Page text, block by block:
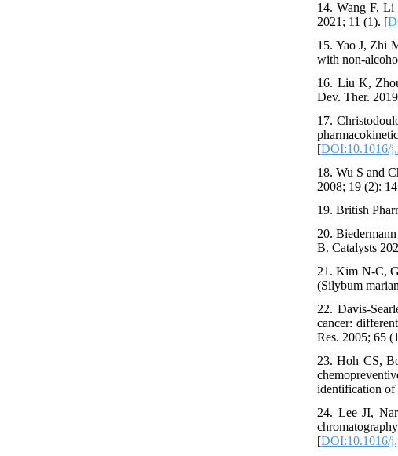
14. Wang F, Li
2021; 11 (1). [
15. Yao J, Zhi
with non-
16. Liu K,
Dev. Ther.
17.
[DOI:10.1016/
18. Wu S and
2008; 19 (2):
19. British
20.
B. Catalysts
21. Kim N-C,
(Silybum
22. Davis-
cancer:
Res. 2005; 65
23. Hoh CS,
identification of
24. Lee JI,
[DOI:10.1016/